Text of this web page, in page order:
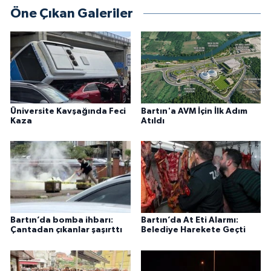
Öne Çıkan Galeriler
Üniversite Kavşağında Feci
Kaza
Bartın'a AVM İçin İlk Adım
Atıldı
Bartın’da bomba ihbarı:
Çantadan çıkanlar şaşırttı
Bartın’da At Eti Alarmı:
Belediye Harekete Geçti